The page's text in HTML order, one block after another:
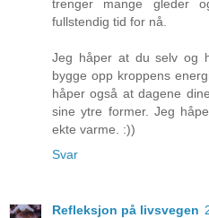
trenger mange gleder
fullstendig tid for nå.
Jeg håper at du selv og
bygge opp kroppens
håper også at dagene
sine ytre former. Jeg
ekte varme. :))
Svar
Refleksjon på livsvegen